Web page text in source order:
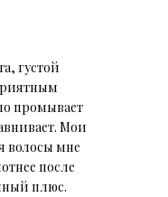
густой
промывает
Мои
волосы мне
после
плюс.